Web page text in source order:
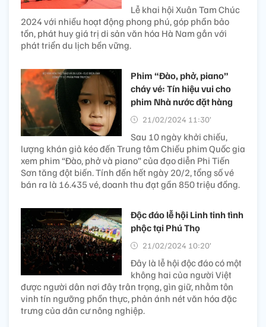
Lễ khai hội Xuân Tam Chúc
2024 với nhiều hoạt động phong phú, góp phần bảo
tồn, phát huy giá trị di sản văn hóa Hà Nam gắn với
phát triển du lịch bền vững.
Phim “Đào, phở, piano”
cháy vé: Tín hiệu vui cho
phim Nhà nước đặt hàng
21/02/2024 11:30’
Sau 10 ngày khởi chiếu,
lượng khán giả kéo đến Trung tâm Chiếu phim Quốc gia
xem phim “Đào, phở và piano” của đạo diễn Phi Tiến
Sơn tăng đột biến. Tính đến hết ngày 20/2, tổng số vé
bán ra là 16.435 vé, doanh thu đạt gần 850 triệu đồng.
Độc đáo lễ hội Linh tinh tình
phộc tại Phú Thọ
21/02/2024 10:20’
Đây là lễ hội độc đáo có một
không hai của người Việt
được người dân nơi đây trân trọng, gìn giữ, nhằm tôn
vinh tín ngưỡng phồn thực, phản ánh nét văn hóa đặc
trưng của dân cư nông nghiệp.